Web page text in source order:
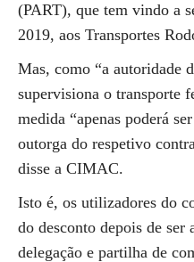
(PART), que tem vindo a
2019, aos Transportes
Mas, como “a autoridade
supervisiona o transporte
medida “apenas poderá
outorga do respetivo
disse a CIMAC.
Isto é, os utilizadores do
do desconto depois de ser
delegação e partilha de